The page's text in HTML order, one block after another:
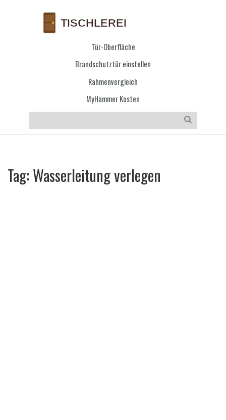
Tür-Oberfläche
Brandschutztür einstellen
Rahmenvergleich
MyHammer Kosten
Tag: Wasserleitung verlegen